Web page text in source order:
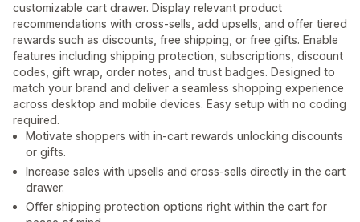
customizable cart drawer. Display relevant product
recommendations with cross-sells, add upsells, and offer tiered
rewards such as discounts, free shipping, or free gifts. Enable
features including shipping protection, subscriptions, discount
codes, gift wrap, order notes, and trust badges. Designed to
match your brand and deliver a seamless shopping experience
across desktop and mobile devices. Easy setup with no coding
required.
Motivate shoppers with in-cart rewards unlocking discounts
or gifts.
Increase sales with upsells and cross-sells directly in the cart
drawer.
Offer shipping protection options right within the cart for